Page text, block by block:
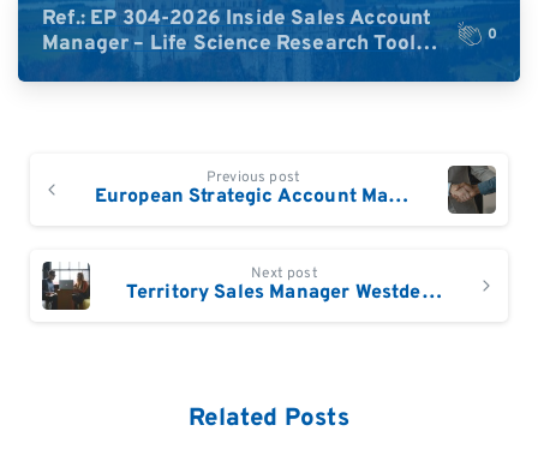
Ref.: EP 304-2026 Inside Sales Account
Manager – Life Science Research Tools
(Germany)
0
Reading
Previous post
European Strategic Account Manager im Bereich der akademischen Kunden
Next post
Territory Sales Manager Westdeutschland (Frankfurt, Rheinland-Pfalz, südl. Teil v. Hessen, NRW, südl. Teil v. Niedersachsen)
Related Posts